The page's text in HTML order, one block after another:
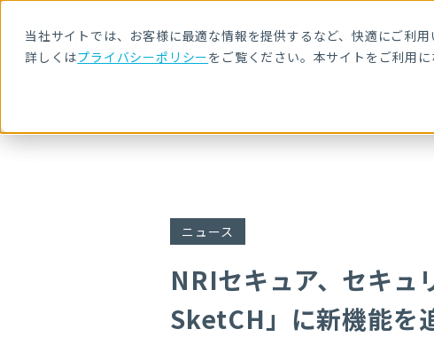
当社サイトでは、お客様に最適な情報を提供するなど、快適にご利
詳しくはプライバシーポリシーをご覧ください。本サイトをご利用サ
NRIセキュア、セキュリティ対策実行支援プ
ニュース
NRIセキュア、セキュ
SketCH」に新機能を